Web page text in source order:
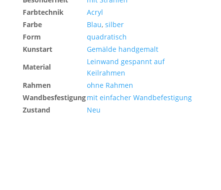
Farbtechnik
Acryl
Farbe
Blau, silber
Form
quadratisch
Kunstart
Gemälde handgemalt
Material
Leinwand gespannt auf
Keilrahmen
Rahmen
ohne Rahmen
Wandbesfestigungmit einfacher Wandbefestigung
Zustand
Neu